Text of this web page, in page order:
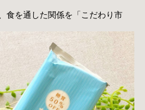
食を通した関係を「こだわり市